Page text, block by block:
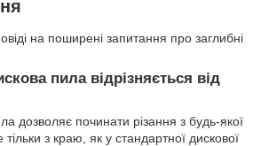
на поширені запитання про заглибні
пила відрізняється від
дозволяє починати різання з будь-якої
з краю, як у стандартної дискової